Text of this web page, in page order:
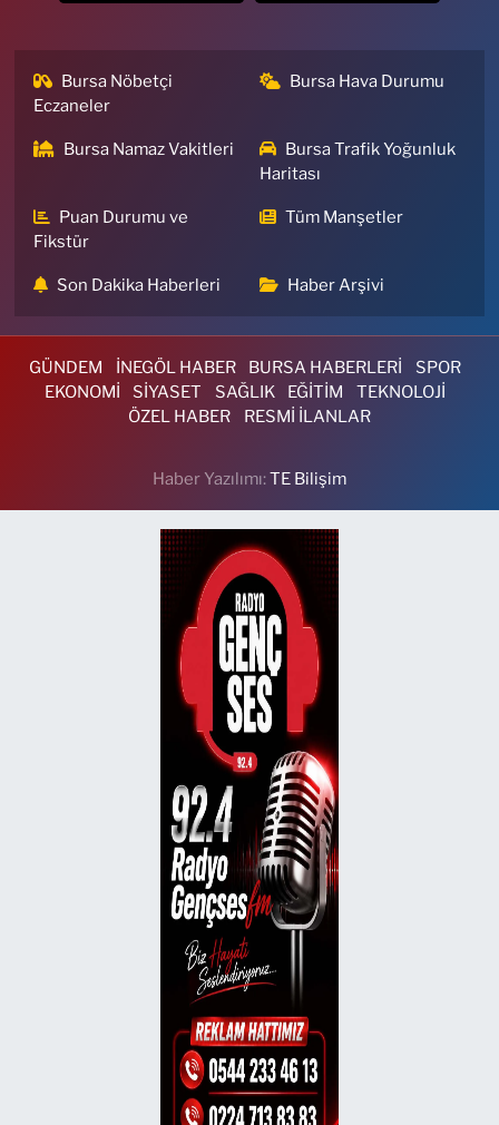
Bursa Nöbetçi
Eczaneler
Bursa Hava Durumu
Bursa Namaz Vakitleri
Bursa Trafik Yoğunluk
Haritası
Puan Durumu ve
Fikstür
Tüm Manşetler
Son Dakika Haberleri Haber Arşivi
GÜNDEM İNEGÖL HABER BURSA HABERLERİ
SPOR
EKONOMİ
SİYASET SAĞLIK EĞİTİM
TEKNOLOJİ
ÖZEL HABER
RESMİ İLANLAR
Haber Yazılımı:TE Bilişim